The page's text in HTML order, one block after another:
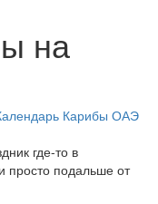
на
Карибы ОАЭ
где-то в
просто подальше от